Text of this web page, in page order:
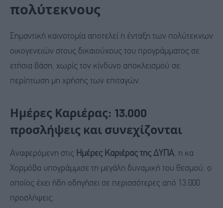
πολύτεκνους
Σημαντική καινοτομία αποτελεί η ένταξη των πολύτεκνων
οικογενειών στους δικαιούχους του προγράμματος σε
ετήσια βάση, χωρίς τον κίνδυνο αποκλεισμού σε
περίπτωση μη χρήσης των επιταγών.
Ημέρες Καριέρας: 13.000
προσλήψεις και συνεχίζονται
Αναφερόμενη στις Ημέρες Καριέρας της ΔΥΠΑ, η κα
Χορμόβα υπογράμμισε τη μεγάλη δυναμική του θεσμού, ο
οποίος έχει ήδη οδηγήσει σε περισσότερες από 13.000
προσλήψεις.